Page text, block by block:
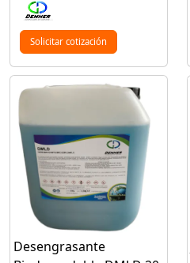
Solicitar cotización
Desengrasante